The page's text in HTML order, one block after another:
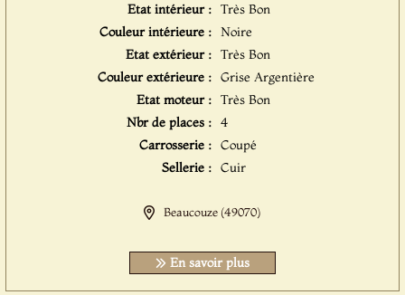
Etat intérieur : Très Bon
Couleur intérieure : Noire
Etat extérieur : Très Bon
Couleur extérieure : Grise Argentière
Etat moteur : Très Bon
Nbr de places : 4
Carrosserie : Coupé
Sellerie : Cuir
Beaucouze (49070)
En savoir plus